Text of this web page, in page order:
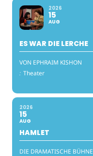
2026
15
AUG
ES WAR DIE LERCHE
VON EPHRAIM KISHON
: Theater
2026
15
AUG
HAMLET
DIE DRAMATISCHE BÜHNE